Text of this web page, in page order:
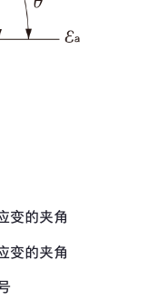
变的夹角
变的夹角